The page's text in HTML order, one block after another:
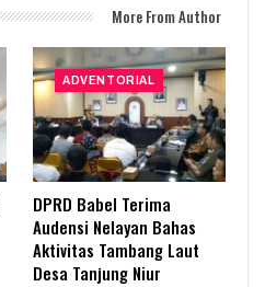
More From Author
ADVENTORIAL
DPRD Babel Terima
Audensi Nelayan Bahas
Aktivitas Tambang Laut
Desa Tanjung Niur